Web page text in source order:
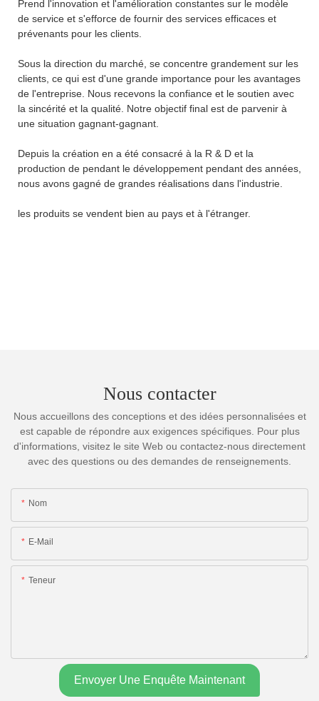
Prend l'innovation et l'amélioration constantes sur le modèle
de service et s'efforce de fournir des services efficaces et
prévenants pour les clients.
Sous la direction du marché, se concentre grandement sur les
clients, ce qui est d'une grande importance pour les avantages
de l'entreprise. Nous recevons la confiance et le soutien avec
la sincérité et la qualité. Notre objectif final est de parvenir à
une situation gagnant-gagnant.
Depuis la création en a été consacré à la R & D et la
production de pendant le développement pendant des années,
nous avons gagné de grandes réalisations dans l'industrie.
les produits se vendent bien au pays et à l'étranger.
Nous contacter
Nous accueillons des conceptions et des idées personnalisées et
est capable de répondre aux exigences spécifiques. Pour plus
d'informations, visitez le site Web ou contactez-nous directement
avec des questions ou des demandes de renseignements.
Nom
E-Mail
Teneur
Envoyer Une Enquête Maintenant